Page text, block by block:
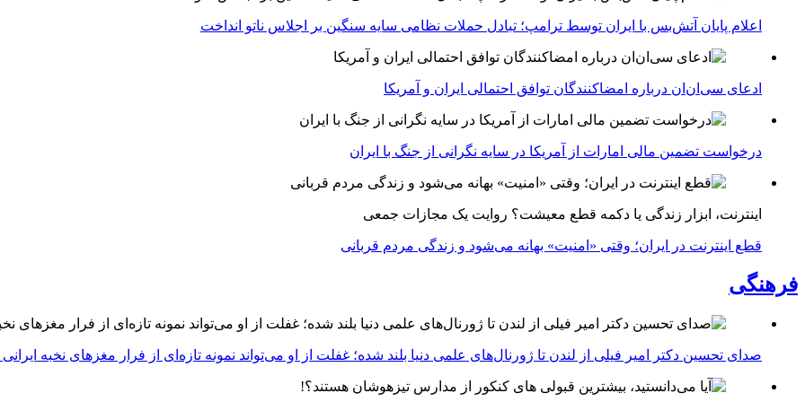
اعلام پایان آتش‌بس با ایران توسط ترامپ؛ تبادل حملات نظامی سایه سنگین بر اجلاس ناتو انداخت
ادعای سی‌ان‌ان درباره امضاکنندگان توافق احتمالی ایران و آمریکا
درخواست تضمین مالی امارات از آمریکا در سایه نگرانی از جنگ با ایران
اینترنت، ابزار زندگی یا دکمه قطع معیشت؟ روایت یک مجازات جمعی
قطع اینترنت در ایران؛ وقتی «امنیت» بهانه می‌شود و زندگی مردم قربانی
فرهنگی
صدای تحسین دکتر امیر فیلی از لندن تا ژورنال‌های علمی دنیا بلند شده؛ غفلت از او می‌تواند نمونه تازه‌ای از فرار مغزهای نخبه ایرانی